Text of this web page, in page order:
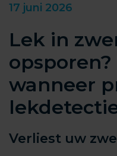
17 juni 2026
Lek in
wanneer
Verliest uw